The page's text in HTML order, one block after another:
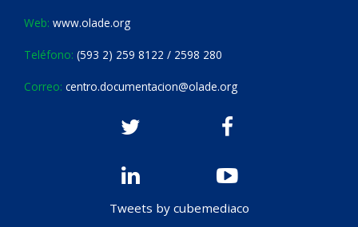
Web: www.olade.org
Teléfono: (593 2) 259 8122 / 2598 280
Correo: centro.documentacion@olade.org
Tweets by cubemediaco